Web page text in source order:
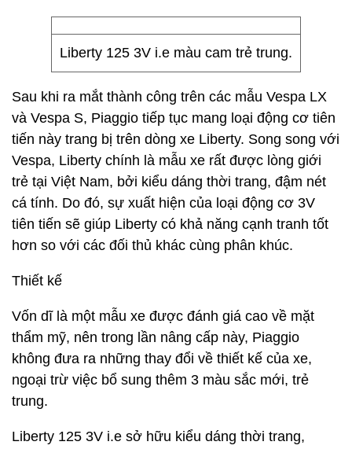
Liberty 125 3V i.e màu cam trẻ trung.
Sau khi ra mắt thành công trên các mẫu Vespa LX
và Vespa S, Piaggio tiếp tục mang loại động cơ tiên
tiến này trang bị trên dòng xe Liberty. Song song với
Vespa, Liberty chính là mẫu xe rất được lòng giới
trẻ tại Việt Nam, bởi kiểu dáng thời trang, đậm nét
cá tính. Do đó, sự xuất hiện của loại động cơ 3V
tiên tiến sẽ giúp Liberty có khả năng cạnh tranh tốt
hơn so với các đối thủ khác cùng phân khúc.
Thiết kế
Vốn dĩ là một mẫu xe được đánh giá cao về mặt
thẩm mỹ, nên trong lần nâng cấp này, Piaggio
không đưa ra những thay đổi về thiết kế của xe,
ngoại trừ việc bổ sung thêm 3 màu sắc mới, trẻ
trung.
Liberty 125 3V i.e sở hữu kiểu dáng thời trang,